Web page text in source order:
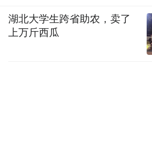
湖北大学生跨省助农，卖了
上万斤西瓜